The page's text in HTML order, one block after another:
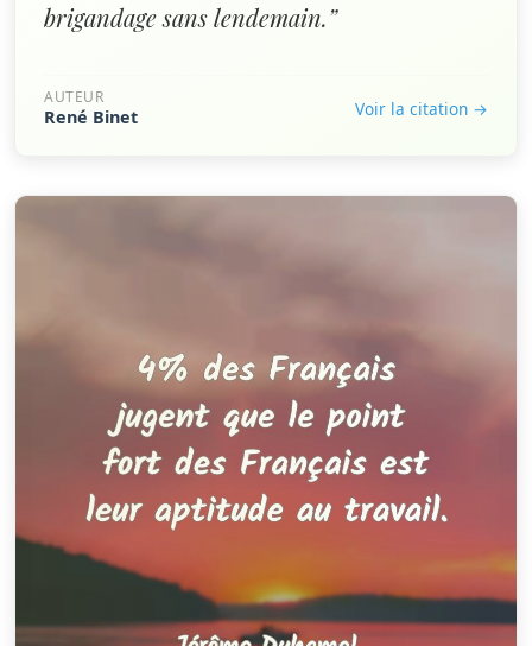
brigandage sans lendemain.”
AUTEUR
René Binet Voir la citation →